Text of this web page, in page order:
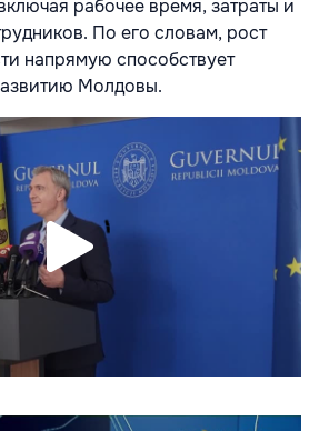
рабочее время, затраты и
По его словам, рост
напрямую способствует
Молдовы.